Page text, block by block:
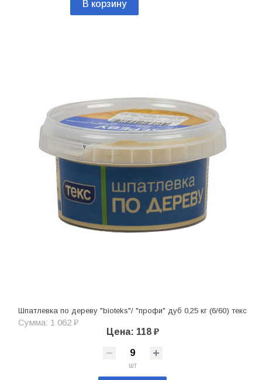
В корзину
Шпатлевка по дереву "bioteks"/ "профи" дуб 0,25 кг (6/60) текс
Сумма: 1 062 ₽
Цена: 118 ₽
шт